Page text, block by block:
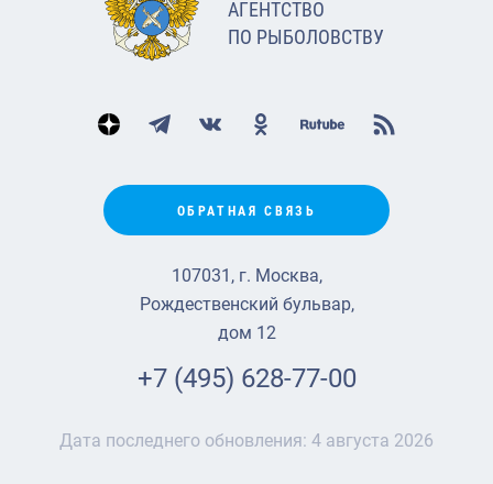
АГЕНТСТВО
ПО РЫБОЛОВСТВУ
ОБРАТНАЯ СВЯЗЬ
107031, г. Москва,
Рождественский бульвар,
дом 12
+7 (495) 628-77-00
Дата последнего обновления: 4 августа 2026